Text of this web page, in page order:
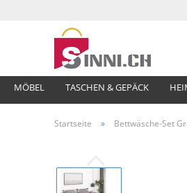
MÖBEL TASCHEN & GEPÄCK
Startseite »
Bettwäsche-Set